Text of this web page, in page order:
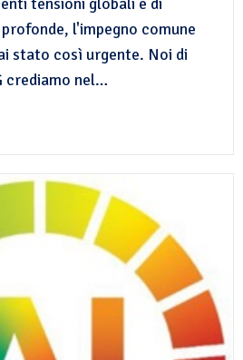
l'impegno comune
stato così urgente. Noi di
crediamo nel…